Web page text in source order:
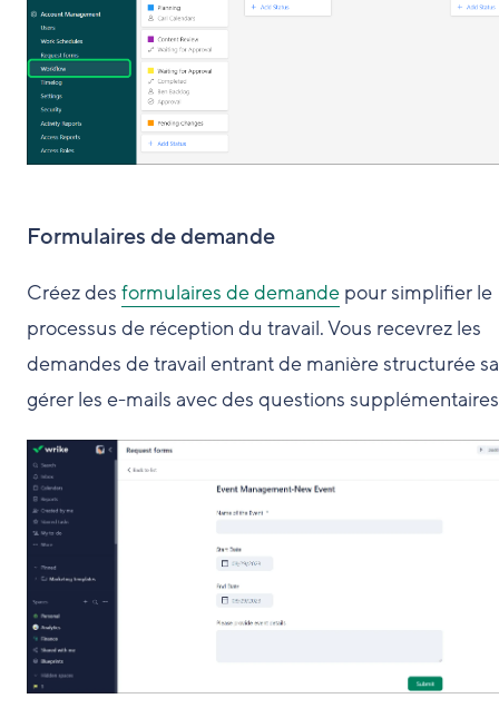
Formulaires de demande
Créez des formulaires de demande pour simplifier le
processus de réception du travail. Vous recevrez les
demandes de travail entrant de manière structurée
gérer les e-mails avec des questions